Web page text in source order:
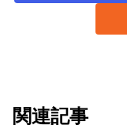
関連記事